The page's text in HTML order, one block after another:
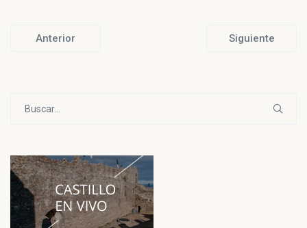
Anterior Siguiente